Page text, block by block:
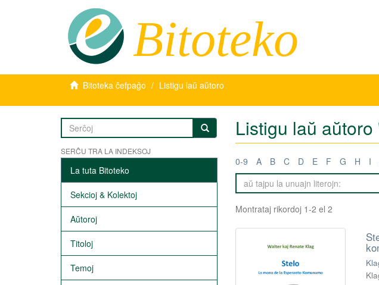
Bitoteko
Bitoteka ĉefpaĝo Listigu laŭ aŭtoro
SERĈU TRA LA INDEKSOJ
La tuta Bitoteko
Sekcioj & Kolektoj
Aŭtoroj
Titoloj
Temoj
Listigu laŭ
0-9 A B C D E F G H I
Montrataj rikordoj 1-2 el 2